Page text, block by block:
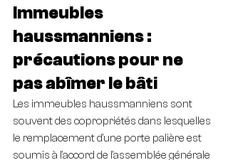
Immeubles
haussmanniens :
précautions pour ne
pas abîmer le bâti
Les immeubles haussmanniens sont
souvent des copropriétés dans lesquelles
le remplacement d'une porte palière est
soumis à l'accord de l'assemblée générale